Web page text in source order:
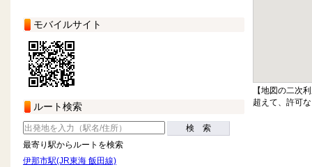
モバイルサイト
ルート検索
検 索
最寄り駅からルートを検索
伊那市駅(JR東海 飯田線)
【地図の二次
超えて、許可